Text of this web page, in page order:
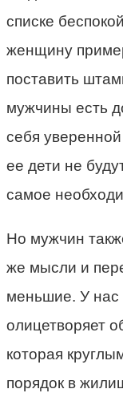
списке
женщину
поставить
мужчины есть
себя
ее дети не
самое
Но мужчин
же мысли и
меньшие. У нас
олицетворяет
которая
порядок в